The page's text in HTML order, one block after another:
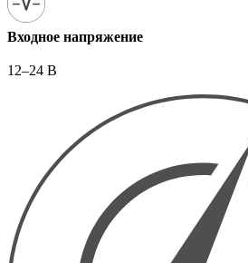
Входное напряжение
12–24 В